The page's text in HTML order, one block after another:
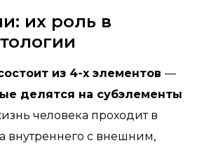
их роль в
из 4-х элементов —
делятся на субэлементы
человека проходит в
внутреннего с внешним,